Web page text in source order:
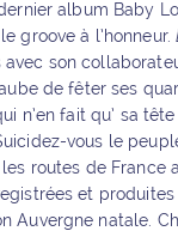
album Baby
groove à l’honneur.
son
de fêter ses
n’en fait qu’ sa
vous le
routes de France
et
Auvergne natale.